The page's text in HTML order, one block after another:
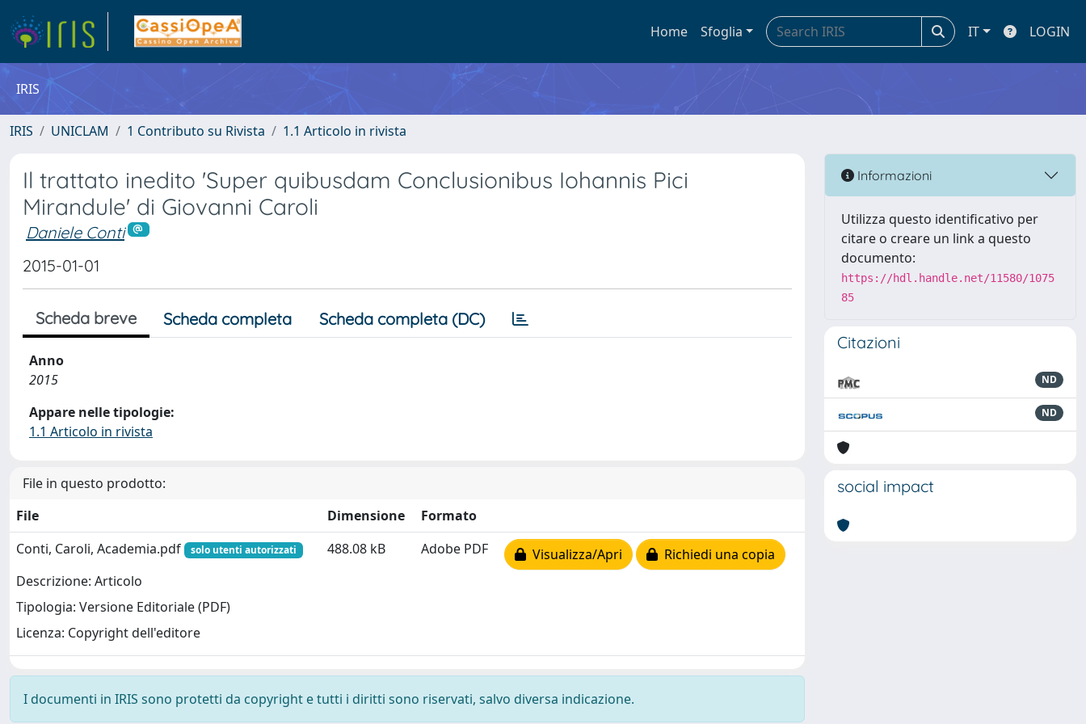
Home Sfoglia IT LOGIN
IRIS
IRIS UNICLAM 1 Contributo su Rivista 1.1 Articolo in rivista
Il trattato inedito 'Super quibusdam Conclusionibus Iohannis Pici
Mirandule' di Giovanni Caroli
Daniele Conti
2015-01-01
Scheda breve Scheda completa Scheda completa (DC)
Anno
2015
Appare nelle tipologie:
1.1 Articolo in rivista
File in questo prodotto:
File
Dimensione
Formato
Conti, Caroli, Academia.pdf
solo utenti autorizzati
Descrizione: Articolo
Tipologia: Versione Editoriale (PDF)
Licenza: Copyright dell'editore
488.08 kB Adobe PDF Visualizza/Apri Richiedi una copia
I documenti in IRIS sono protetti da copyright e tutti i diritti sono riservati, salvo diversa indicazione.
Informazioni
Utilizza questo identificativo per
citare o creare un link a questo
documento:
https://hdl.handle.net/11580/1075
85
Citazioni
ND
ND
social impact